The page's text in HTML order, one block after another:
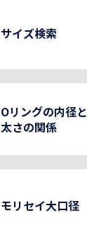
サイズ検索
Oリングの内径と
太さの関係
モリセイ大口径